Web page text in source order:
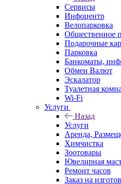
Сервисы
Инфоцентр
Велопарковка
Общественное
Подарочные
Парковка
Банкоматы,
Обмен Валют
Эскалатор
Туалетная
Wi-Fi
Услуги
Назад
Услуги
Аренда,
Химчистка
Зоотовары
Ювелирная
Ремонт часов
Заказ на